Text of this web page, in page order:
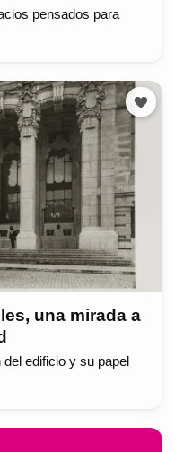
pensados para
una mirada a
edificio y su papel